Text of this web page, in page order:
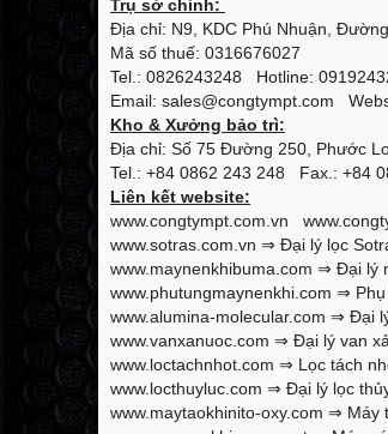
Trụ sở chính:
Địa chỉ: N9, KDC Phú Nhuận,
Mã số thuế: 0316676027
Tel.: 0826243248 Hotline:
Email: sales@congtympt.com
Kho & Xưởng bảo trì:
Địa chỉ: Số 75 Đường 250, Phước
Tel.: +84 0862 243 248 Fax.: +84
Liên kết website:
www.congtympt.com.vn
www.sotras.com.vn ⇒ Đại lý lọc
www.maynenkhibuma.com ⇒ Đại lý
www.phutungmaynenkhi.com ⇒ Phụ
www.alumina-molecular.com ⇒ Đại lý
www.vanxanuoc.com ⇒ Đại lý van
www.loctachnhot.com ⇒ Lọc tách
www.locthuyluc.com ⇒ Đại lý lọc
www.maytaokhinito-oxy.com ⇒ Máy